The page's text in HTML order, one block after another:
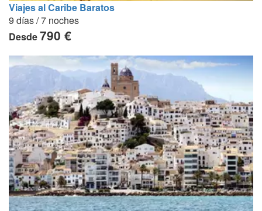
Viajes al Caribe Baratos
9 días / 7 noches
Desde790 €